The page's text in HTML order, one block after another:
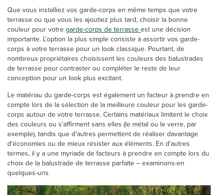
Que vous installiez vos garde-corps en même temps que votre
terrasse ou que vous les ajoutiez plus tard, choisir la bonne
couleur pour votregarde-corps de terrasseest une décision
importante. L’option la plus simple consiste à assortir vos garde-
corps à votre terrasse pour un look classique. Pourtant, de
nombreux propriétaires choisissent les couleurs des balustrades
de terrasse pour contraster ou compléter le reste de leur
conception pour un look plus excitant.
Le matériau du garde-corps est également un facteur à prendre en
compte lors de la sélection de la meilleure couleur pour les garde-
corps autour de votre terrasse. Certains matériaux limitent le choix
des couleurs ou s'affirment sans elles (le métal ou le verre, par
exemple), tandis que d'autres permettent de réaliser davantage
d'économies ou de mieux résister aux éléments. En d’autres
termes, il y a une myriade de facteurs à prendre en compte lors du
choix de la balustrade de terrasse parfaite – examinons-en
quelques-uns.